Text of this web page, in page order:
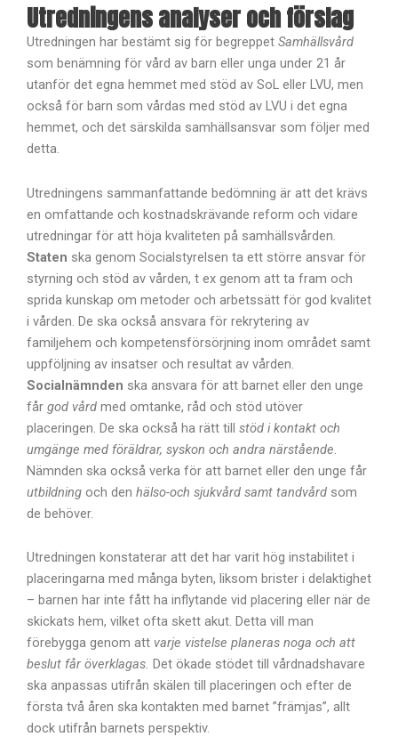
Utredningens analyser och förslag
Utredningen har bestämt sig för begreppet Samhällsvård
som benämning för vård av barn eller unga under 21 år
utanför det egna hemmet med stöd av SoL eller LVU, men
också för barn som vårdas med stöd av LVU i det egna
hemmet, och det särskilda samhällsansvar som följer med
detta.
Utredningens sammanfattande bedömning är att det krävs
en omfattande och kostnadskrävande reform och vidare
utredningar för att höja kvaliteten på samhällsvården.
Staten ska genom Socialstyrelsen ta ett större ansvar för
styrning och stöd av vården, t ex genom att ta fram och
sprida kunskap om metoder och arbetssätt för god kvalitet
i vården. De ska också ansvara för rekrytering av
familjehem och kompetensförsörjning inom området samt
uppföljning av insatser och resultat av vården.
Socialnämnden ska ansvara för att barnet eller den unge
får god vård med omtanke, råd och stöd utöver
placeringen. De ska också ha rätt till stöd i kontakt och
umgänge med föräldrar, syskon och andra närstående
Nämnden ska också verka för att barnet eller den unge får
utbildning och den hälso-och sjukvård samt tandvård som
de behöver.
Utredningen konstaterar att det har varit hög instabilitet i
placeringarna med många byten, liksom brister i delaktighet
– barnen har inte fått ha inflytande vid placering eller när de
skickats hem, vilket ofta skett akut. Detta vill man
förebygga genom att varje vistelse planeras noga och att
beslut får överklagas. Det ökade stödet till vårdnadshavare
ska anpassas utifrån skälen till placeringen och efter de
första två åren ska kontakten med barnet ”främjas”, allt
dock utifrån barnets perspektiv.